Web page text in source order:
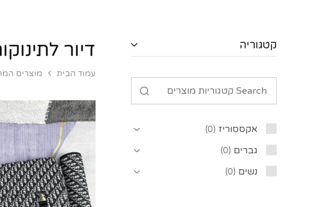
דיור
עמוד הבית מוצרים
קטגוריה
אקססוריז 0
גברים 0
נשים 0